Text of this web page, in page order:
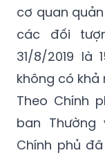
cơ quan
các đối
31/8/2019 là
không có khả
Theo Chính
ban Thường
Chính phủ